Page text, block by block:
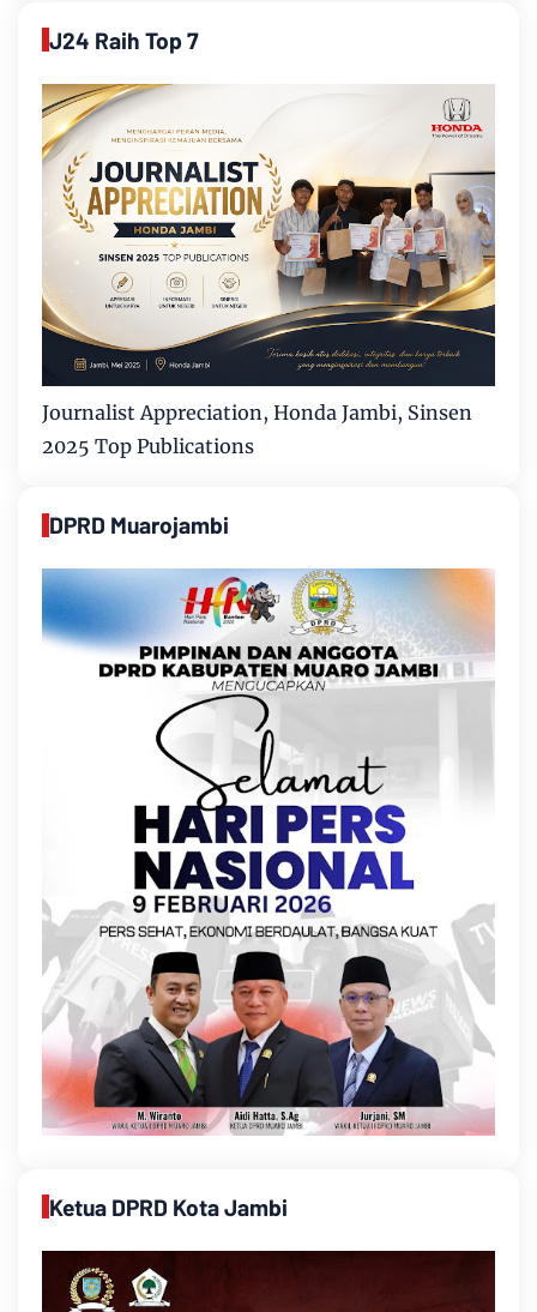
J24 Raih Top 7
Journalist Appreciation, Honda Jambi, Sinsen
2025 Top Publications
DPRD Muarojambi
Ketua DPRD Kota Jambi